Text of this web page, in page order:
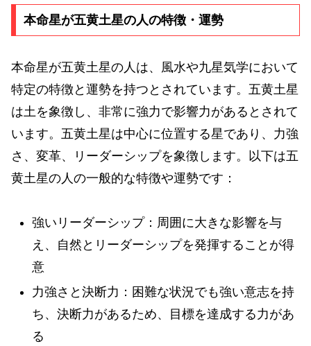
本命星が五黄土星の人の特徴・運勢
本命星が五黄土星の人は、風水や九星気学において
特定の特徴と運勢を持つとされています。五黄土星
は土を象徴し、非常に強力で影響力があるとされて
います。五黄土星は中心に位置する星であり、力強
さ、変革、リーダーシップを象徴します。以下は五
黄土星の人の一般的な特徴や運勢です：
強いリーダーシップ：周囲に大きな影響を与
え、自然とリーダーシップを発揮することが得
意
力強さと決断力：困難な状況でも強い意志を持
ち、決断力があるため、目標を達成する力があ
る